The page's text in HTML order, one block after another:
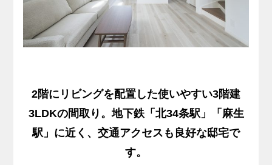
2階にリビングを配置した使いやすい3階建
3LDKの間取り。地下鉄「北34条駅」「麻生
駅」に近く、交通アクセスも良好な邸宅で
す。